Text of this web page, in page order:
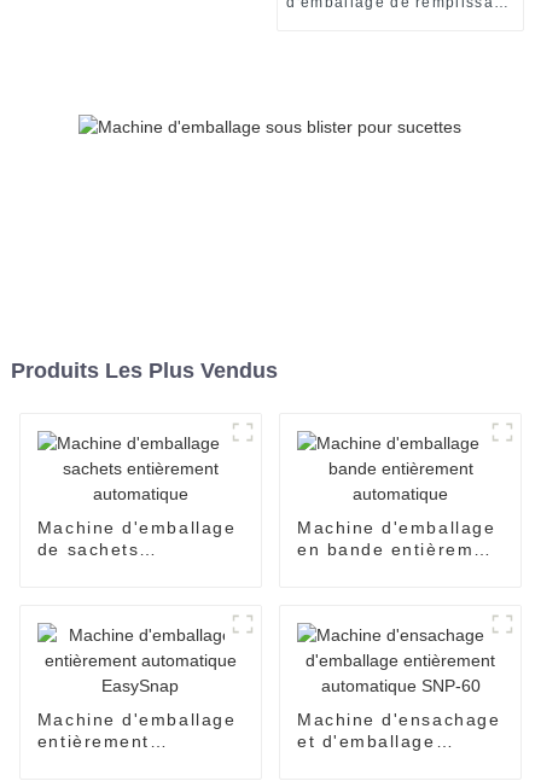
Produits Les Plus Vendus
Machine d'emballage
de sachets
Machine d'emballage
en bande entièrement
Machine d'emballage
entièrement
Machine d'ensachage
et d'emballage